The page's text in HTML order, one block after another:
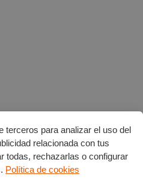
terceros para analizar el uso del
relacionada con tus
todas, rechazarlas o configurar
Política de cookies